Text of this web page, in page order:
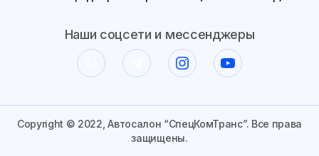
Наши соцсети и мессенджеры
Copyright © 2022, Автосалон “СпецКомТранс”. Все права
защищены.